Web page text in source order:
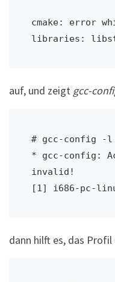
cmake: error
libraries:
auf, und zeigt gcc-
# gcc-config -l
* gcc-config:
invalid!
[1] i686-pc-
dann hilft es, das